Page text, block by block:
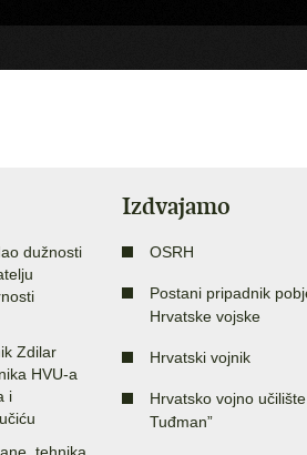
dužnosti
Zdilar
HVU-a
i
tehnika
Izdvajamo
OSRH
Postani pripadnik
Hrvatske vojske
Hrvatski vojnik
Hrvatsko vojno
Tuđman”